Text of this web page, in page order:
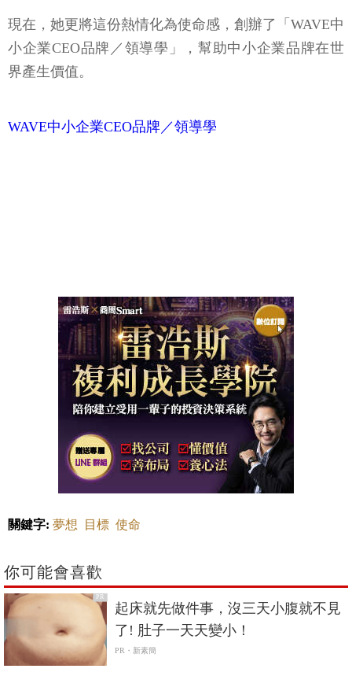
現在，她更將這份熱情化為使命感，創辦了「WAVE中
小企業CEO品牌／領導學」，幫助中小企業品牌在世
界產生價值。
WAVE中小企業CEO品牌／領導學
關鍵字: 夢想 目標 使命
你可能會喜歡
PR
起床就先做件事，沒三天小腹就不見
了! 肚子一天天變小！
PR・新素簡